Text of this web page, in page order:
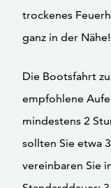
trockenes
ganz in der Nähe!
Die Bootsfahrt
empfohlene
mindestens 2
sollten Sie etwa
vereinbaren Sie